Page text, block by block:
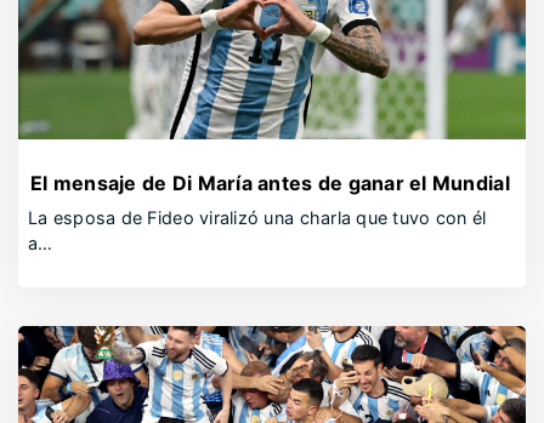
El mensaje de Di María antes de ganar el Mundial
La esposa de Fideo viralizó una charla que tuvo con él
a…